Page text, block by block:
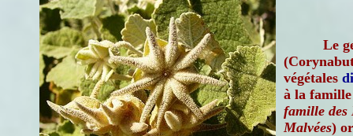
Le
végétales
à la famille
famille des
Malvées)